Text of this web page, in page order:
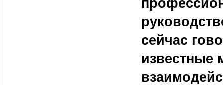
сейчас
известные